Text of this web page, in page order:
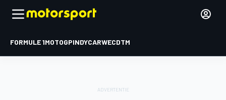
FORMULE 1MOTOGPINDYCARWECDTM